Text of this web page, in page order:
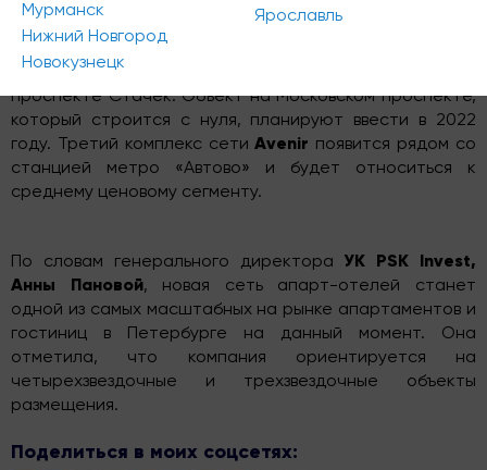
Во втором полугодии 2021 планируется ввод первого
объекта – 13-этажного комплекса апартаментов на
проспекте Стачек. Объект на Московском проспекте,
который строится с нуля, планируют ввести в 2022
году. Третий комплекс сетиAvenir появится рядом со
станцией метро «Автово» и будет относиться к
среднему ценовому сегменту.
По словам генерального директора УК PSK Invest,
Анны Пановой, новая сеть апарт-отелей станет
одной из самых масштабных на рынке апартаментов и
гостиниц в Петербурге на данный момент. Она
отметила, что компания ориентируется на
четырехзвездочные и трехзвездочные объекты
размещения.
Поделиться в моих соцсетях:
Мурманск
Нижний Новгород
Новокузнецк
Ярославль